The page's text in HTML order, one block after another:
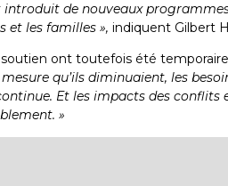
de nouveaux
et les familles », indiquent Gilbert
ont toutefois été
qu’ils diminuaient, les
Et les impacts des
»